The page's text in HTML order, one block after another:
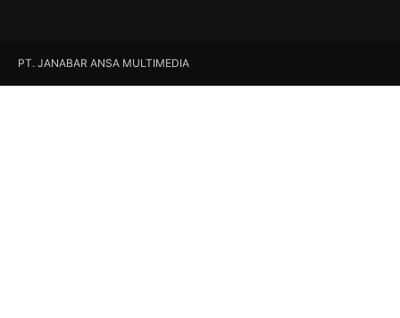
PT. JANABAR ANSA MULTIMEDIA